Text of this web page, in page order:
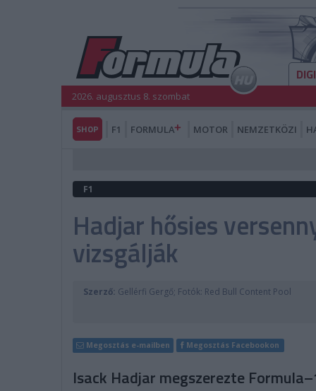
2026. augusztus 8. szombat
SHOP F1 FORMULA MOTOR NEMZETKÖZI
F1
Hadjar hősies
vizsgálják
Szerző: Gellérfi Gergő; Fotók: Red Bull Content Pool
Megosztás e-mailben Megosztás Facebookon
Isack Hadjar megszerezte